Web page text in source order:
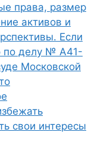
права, размер
активов и
Если
по делу № А41-
Московской
свои интересы